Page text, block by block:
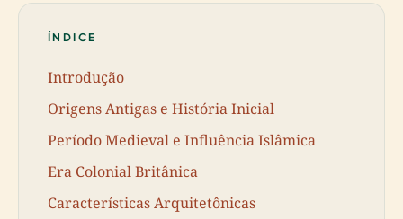
ÍNDICE
Introdução
Origens Antigas e História Inicial
Período Medieval e Influência Islâmica
Era Colonial Britânica
Características Arquitetônicas